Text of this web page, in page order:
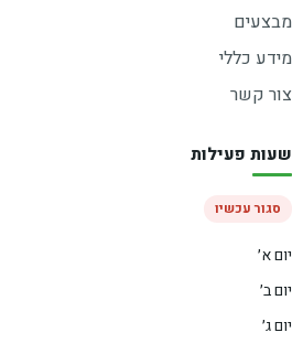
מבצעים
מידע כללי
צור קשר
שעות פעילות
סגור עכשיו
יום א׳
יום ב׳
יום ג׳